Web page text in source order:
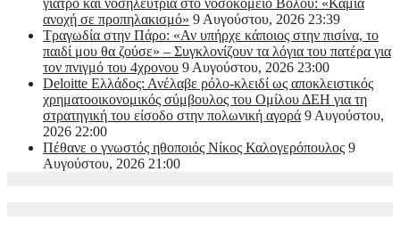
γιατρό και νοσηλεύτρια στο νοσοκομείο Βόλου: «Καμία
ανοχή σε προπηλακισμό» 9 Αυγούστου, 2026 23:39
Τραγωδία στην Πάρο: «Αν υπήρχε κάποιος στην πισίνα, το
παιδί μου θα ζούσε» – Συγκλονίζουν τα λόγια του πατέρα για
τον πνιγμό του 4χρονου 9 Αυγούστου, 2026 23:00
Deloitte Ελλάδος: Ανέλαβε ρόλο-κλειδί ως αποκλειστικός
χρηματοοικονομικός σύμβουλος του Ομίλου ΔΕΗ για τη
στρατηγική του είσοδο στην πολωνική αγορά 9 Αυγούστου,
2026 22:00
Πέθανε ο γνωστός ηθοποιός Νίκος Καλογερόπουλος 9
Αυγούστου, 2026 21:00